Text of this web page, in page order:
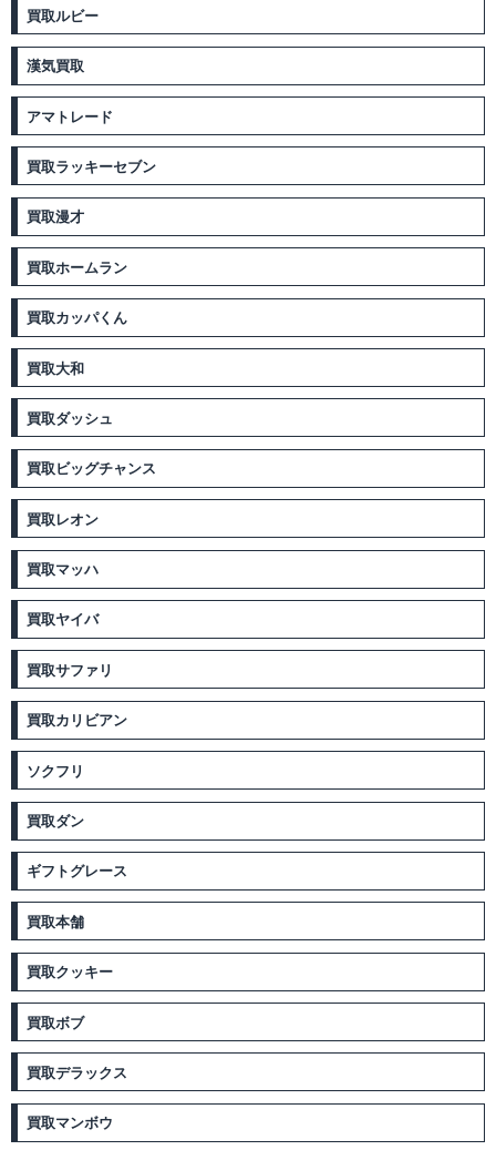
買取ルビー
漢気買取
アマトレード
買取ラッキーセブン
買取漫才
買取ホームラン
買取カッパくん
買取大和
買取ダッシュ
買取ビッグチャンス
買取レオン
買取マッハ
買取ヤイバ
買取サファリ
買取カリビアン
ソクフリ
買取ダン
ギフトグレース
買取本舗
買取クッキー
買取ボブ
買取デラックス
買取マンボウ